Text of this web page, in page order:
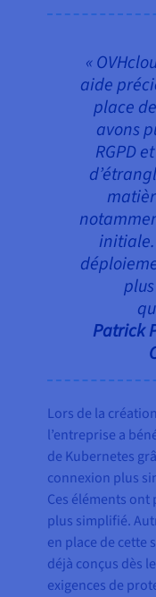
«
aide
place
avons
RGPD
initiale.
Patrick
Lors de la
l’entreprise a
de Kubernetes
connexion plus
Ces éléments
plus simplifié.
en place de cette
déjà conçus dès
exigences de